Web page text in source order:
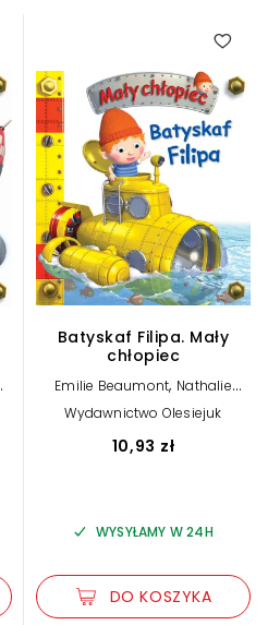
Batyskaf Filipa. Mały
chłopiec
Emilie Beaumont, Nathalie
Belineau
Alexis Nesme (ilustr.)
Wydawnictwo Olesiejuk
10,93 zł
WYSYŁAMY W 24H
DO KOSZYKA